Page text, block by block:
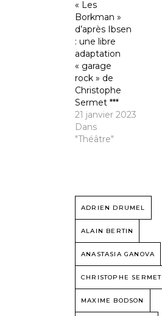
« Les
Borkman »
d’après Ibsen
: une libre
adaptation
« garage
rock » de
Christophe
Sermet ***
21 janvier 2023
Dans
"Théâtre"
ADRIEN DRUMEL
ALAIN BERTIN
ANASTASIA GANOVA
CHRISTOPHE SERMET
MAXIME BODSON